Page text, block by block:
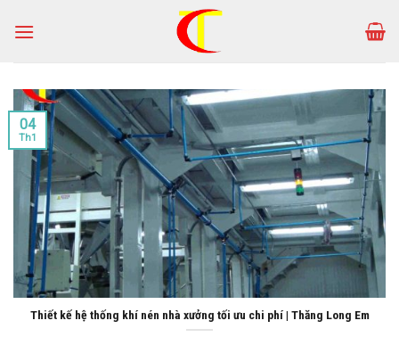
Thiết kế hệ thống khí nén nhà xưởng tối ưu chi phí | Thăng Long Em
04
Th1